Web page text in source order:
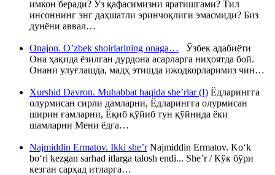
имкон беради? Ўз қафасимизни яратишгами? Тил
инсоннинг энг даҳшатли эринчоқлиги эмасмиди? Биз
дунёни аввал…
Onajon. O’zbek shoirlarining onaga… Ўзбек адабиёти
Она ҳақида ёзилган дурдона асарларга ниҳоятда бой.
Онани улуғлашда, мадҳ этишда ижодкорларимиз чин…
Xurshid Davron. Muhabbat haqida she’rlar (I) Ёдларингга
олурмисан сирли дамларни, Ёдларингга олурмисан
ширин ғамларни, Ёқиб қўйиб тун қўйнида ёки
шамларни Мени ёдга…
Najmiddin Ermatov. Ikki she’rNajmiddin Ermatov. Ko‘k
bo‘ri kezgan sarhad itlarga talosh endi... She’r / Кўк бўри
кезган сарҳад итларга…